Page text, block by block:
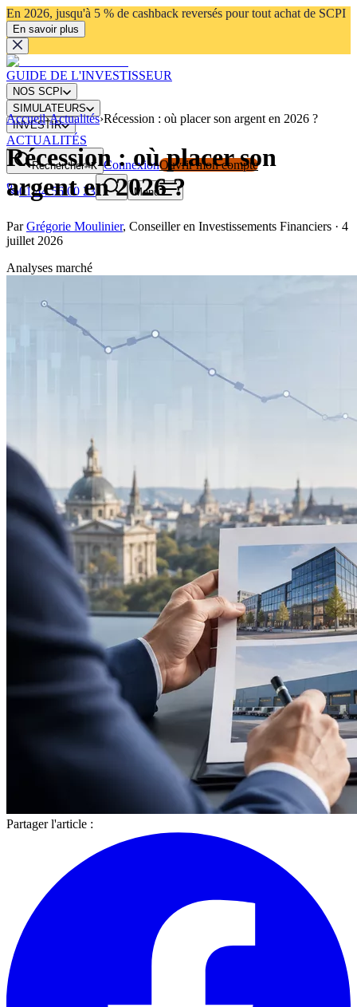
En 2026, jusqu'à 5 % de cashback reversés pour tout achat de SCPI
En savoir plus
GUIDE DE L'INVESTISSEUR
NOS SCPI
SIMULATEURS
INVESTIR
ACTUALITÉS
Rechercher⌘K ConnexionOuvrir mon compte
01 44 56 00 23
Menu
Accueil›Actualités›Récession : où placer son argent en 2026 ?
Récession : où placer son
argent en 2026 ?
Par Grégorie Moulinier, Conseiller en Investissements Financiers · 4
juillet 2026
Analyses marché
Partager l'article :